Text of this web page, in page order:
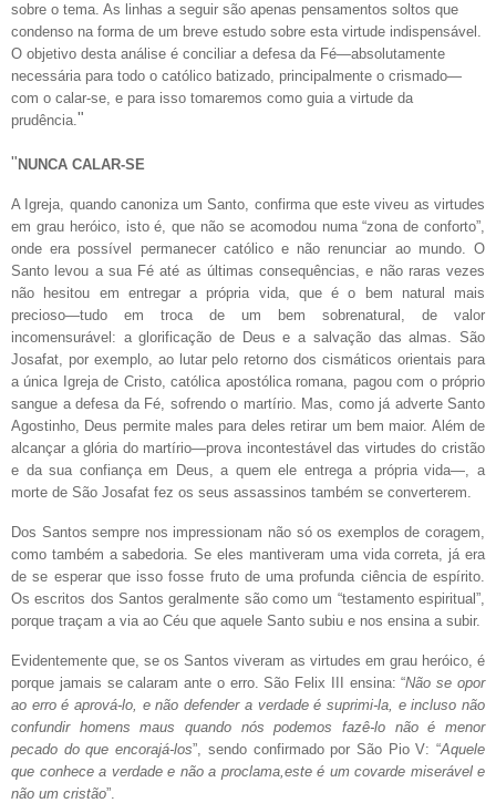
sobre o tema. As linhas a seguir são apenas pensamentos soltos que
condenso na forma de um breve estudo sobre esta virtude indispensável.
O objetivo desta análise é conciliar a defesa da Fé—absolutamente
necessária para todo o católico batizado, principalmente o crismado—
com o calar-se, e para isso tomaremos como guia a virtude da
prudência."
" NUNCA CALAR-SE
A Igreja, quando canoniza um Santo, confirma que este viveu as virtudes
em grau heróico, isto é, que não se acomodou numa “zona de conforto”,
onde era possível permanecer católico e não renunciar ao mundo. O
Santo levou a sua Fé até as últimas consequências, e não raras vezes
não hesitou em entregar a própria vida, que é o bem natural mais
precioso—tudo em troca de um bem sobrenatural, de valor
incomensurável: a glorificação de Deus e a salvação das almas. São
Josafat, por exemplo, ao lutar pelo retorno dos cismáticos orientais para
a única Igreja de Cristo, católica apostólica romana, pagou com o próprio
sangue a defesa da Fé, sofrendo o martírio. Mas, como já adverte Santo
Agostinho, Deus permite males para deles retirar um bem maior. Além de
alcançar a glória do martírio—prova incontestável das virtudes do cristão
e da sua confiança em Deus, a quem ele entrega a própria vida—, a
morte de São Josafat fez os seus assassinos também se converterem.
Dos Santos sempre nos impressionam não só os exemplos de coragem,
como também a sabedoria. Se eles mantiveram uma vida correta, já era
de se esperar que isso fosse fruto de uma profunda ciência de espírito.
Os escritos dos Santos geralmente são como um “testamento espiritual”,
porque traçam a via ao Céu que aquele Santo subiu e nos ensina a subir.
Evidentemente que, se os Santos viveram as virtudes em grau heróico, é
porque jamais se calaram ante o erro. São Felix III ensina: “Não se opor
ao erro é aprová-lo, e não defender a verdade é suprimi-la, e incluso não
confundir homens maus quando nós podemos fazê-lo não é menor
pecado do que encorajá-los”, sendo confirmado por São Pio V: “Aquele
que conhece a verdade e não a proclama,este é um covarde miserável e
não um cristão”.